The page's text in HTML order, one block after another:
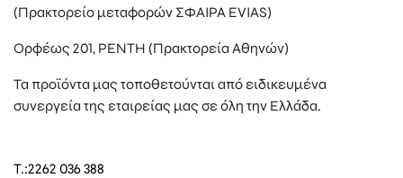
(Πρακτορείο μεταφορών ΣΦΑΙΡΑ EVIAS)
Ορφέως 201, ΡΕΝΤΗ (Πρακτορεία Αθηνών)
Τα προϊόντα μας τοποθετούνται από ειδικευμένα
συνεργεία της εταιρείας μας σε όλη την Ελλάδα.
T.:2262 036 388